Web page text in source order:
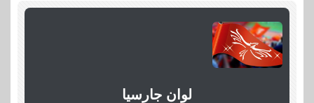
لوان جارسيا